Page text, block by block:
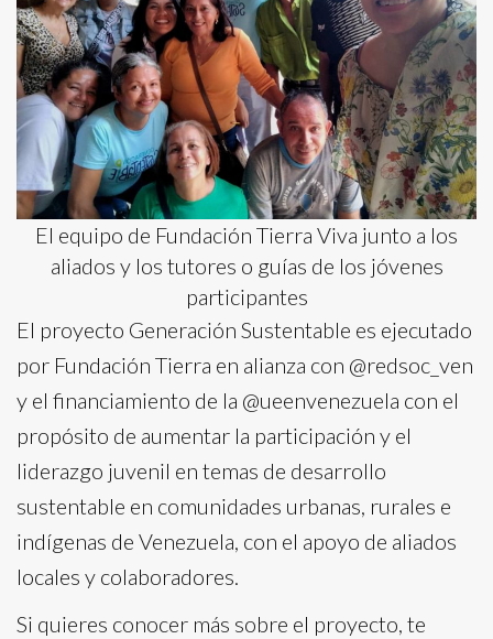
El equipo de Fundación Tierra Viva junto a los
aliados y los tutores o guías de los jóvenes
participantes
El proyecto Generación Sustentable es ejecutado
por Fundación Tierra en alianza con @redsoc_ven
y el financiamiento de la @ueenvenezuela con el
propósito de aumentar la participación y el
liderazgo juvenil en temas de desarrollo
sustentable en comunidades urbanas, rurales e
indígenas de Venezuela, con el apoyo de aliados
locales y colaboradores.
Si quieres conocer más sobre el proyecto, te